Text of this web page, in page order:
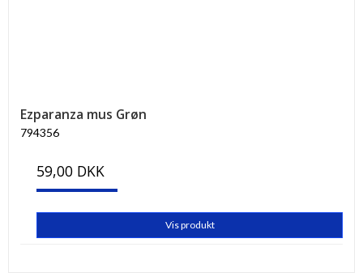
Ezparanza mus Grøn
794356
59,00 DKK
Vis produkt